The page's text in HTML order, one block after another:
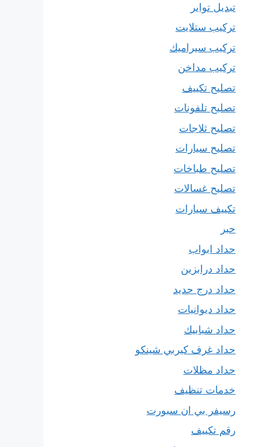
تبديل تواير
تركيب ستلايت
تركيب سيراميك
تركيب مداخن
تصليح تكييف
تصليح تلفونات
تصليح ثلاجات
تصليح سيارات
تصليح طباخات
تصليح غسالات
تكييف سيارات
حبر
حداد ابواب
حداد درابزين
حداد درج حديد
حداد ديوانيات
حداد شبابيك
حداد غرف كيربي شينكو
حداد مظلات
خدمات تنظيف
رسيفر بي ان سبورت
رقم تكييف